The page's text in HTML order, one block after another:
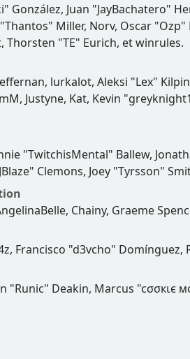
González, Juan "JayBachatero"
Miller, Norv, Oscar
"TE" Eurich, et winrules.
lurkalot, Aleksi "Lex"
Justyne, Kat, Kevin
"TwitchisMental" Ballew,
Clemons, Joey "Tyrsson"
Chainy, Graeme
Francisco "d3vcho" Domínguez,
"Runic" Deakin, Marcus